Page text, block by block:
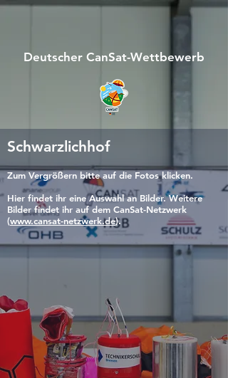
Deutscher CanSat-Wettbewerb
Schwarzlichhof
Zum Vergrößern bitte auf die Fotos klicken.
Hier findet ihr eine Auswahl an Bilder. Weitere
Bilder findet ihr auf dem CanSat-Netzwerk
(www.cansat-netzwerk.de).